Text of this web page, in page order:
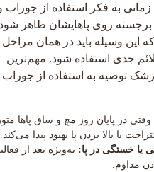
زمانی به فکر استفاده از
روی پاهایشان ظاهر
این وسیله باید در همان مراحل
جدی استفاده شود. مهم‌ترین
توصیه به استفاده از
وقتی در پایان روز مچ و ساق پاها
یا بالا بردن پا بهبود پیدا می‌کند.
یا خستگی در پا: به‌ویژه بعد از
مداوم.